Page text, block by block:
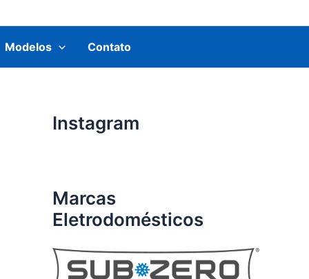
Modelos Contato
Instagram
Marcas
Eletrodomésticos